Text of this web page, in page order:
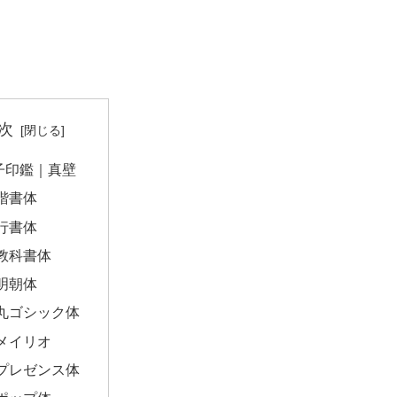
印鑑｜真壁
書体
書体
科書体
朝体
ゴシック体
イリオ
レゼンス体